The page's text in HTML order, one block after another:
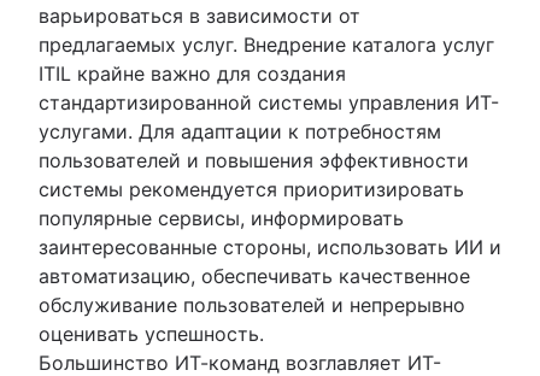
варьироваться в зависимости от
предлагаемых услуг. Внедрение каталога услуг
ITIL крайне важно для создания
стандартизированной системы управления ИТ-
услугами. Для адаптации к потребностям
пользователей и повышения эффективности
системы рекомендуется приоритизировать
популярные сервисы, информировать
заинтересованные стороны, использовать ИИ и
автоматизацию, обеспечивать качественное
обслуживание пользователей и непрерывно
оценивать успешность.
Большинство ИТ-команд возглавляет ИТ-